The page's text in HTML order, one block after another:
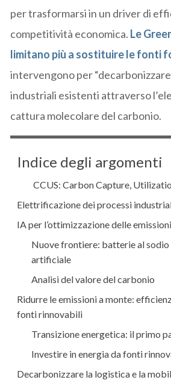
per trasformarsi in un driver di
competitività economica. Le
limitano più a sostituire le fonti
intervengono per
industriali esistenti attraverso
cattura molecolare del carbonio.
Indice degli argomenti
CCUS: Carbon Capture,
Elettrificazione dei processi
IA per l’ottimizzazione delle emissioni
Nuove frontiere: batterie al sodio
artificiale
Analisi del valore del carbonio
Ridurre le emissioni a monte:
fonti rinnovabili
Transizione energetica: il primo
Investire in energia da fonti
Decarbonizzare la logistica e la